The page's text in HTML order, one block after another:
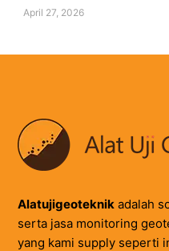
April 27, 2026
Alatujigeoteknik adalah
serta jasa monitoring
yang kami supply seperti